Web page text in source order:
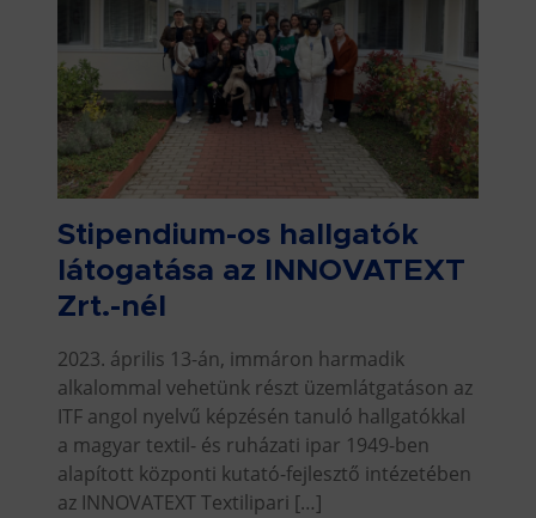
Stipendium-os hallgatók
látogatása az INNOVATEXT
Zrt.-nél
2023. április 13-án, immáron harmadik
alkalommal vehetünk részt üzemlátgatáson az
ITF angol nyelvű képzésén tanuló hallgatókkal
a magyar textil- és ruházati ipar 1949-ben
alapított központi kutató-fejlesztő intézetében
az INNOVATEXT Textilipari […]